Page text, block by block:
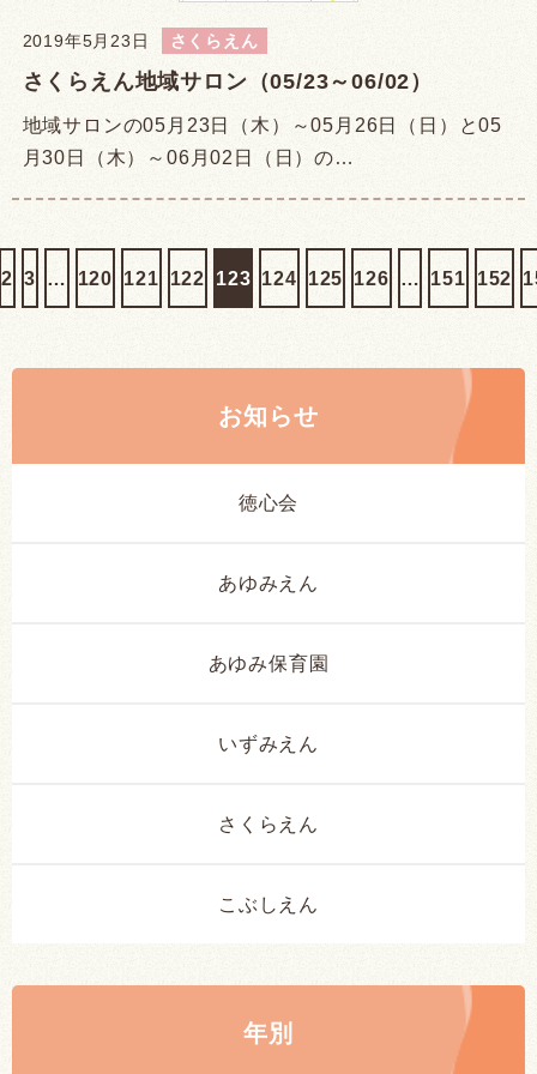
2019年5月23日 さくらえん
さくらえん地域サロン（05/23～06/02）
地域サロンの05月23日（木）～05月26日（日）と05
月30日（木）～06月02日（日）の…
2 3 … 120 121 122 123 124 125 126 … 151 152
お知らせ
徳心会
あゆみえん
あゆみ保育園
いずみえん
さくらえん
こぶしえん
年別